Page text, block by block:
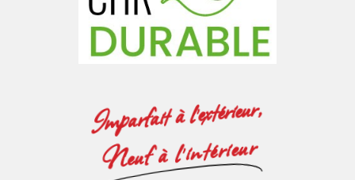
Imparfait à l'extérieur,
Neuf à l'intérieur